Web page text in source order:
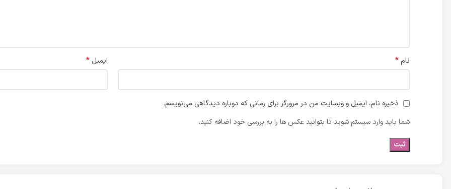
نام * ایمیل *
ذخیره نام، ایمیل و وبسایت من در مرورگر برای زمانی که دوباره دیدگاهی می‌نویسم.
شما باید وارد سیستم شوید تا بتوانید عکس ها را به بررسی خود اضافه کنید.